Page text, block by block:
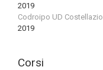
2019
Codroipo UD
2019
Corsi